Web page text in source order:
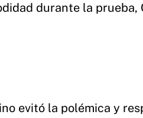
durante la prueba,
evitó la polémica y